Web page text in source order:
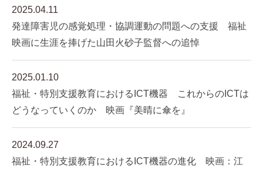
2025.04.11
発達障害児の感覚処理・協調運動の問題への支援 福祉
映画に生涯を捧げた山田火砂子監督への追悼
2025.01.10
福祉・特別支援教育におけるICT機器 これからのICTは
どうなっていくのか 映画『美晴に傘を』
2024.09.27
福祉・特別支援教育におけるICT機器の進化 映画：江